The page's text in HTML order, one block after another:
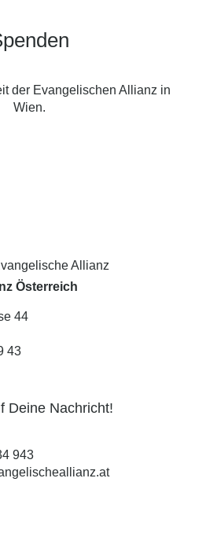
der Evangelischen Allianz in
Wien.
Österreich
44
43
Deine Nachricht!
943